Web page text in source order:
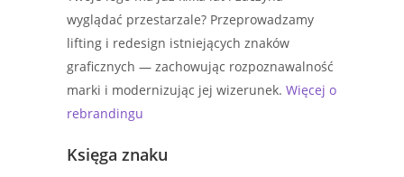
wyglądać przestarzale? Przeprowadzamy
lifting i redesign istniejących znaków
graficznych — zachowując rozpoznawalność
marki i modernizując jej wizerunek. Więcej o
rebrandingu
Księga znaku